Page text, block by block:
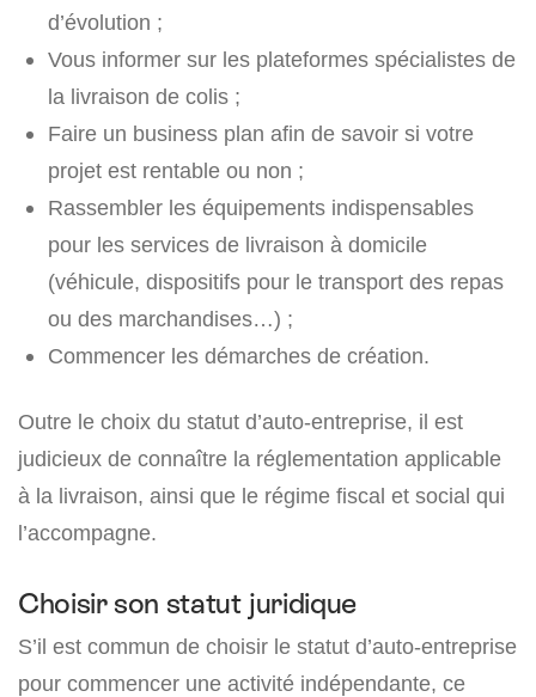
d’évolution ;
Vous informer sur les plateformes spécialistes de
la livraison de colis ;
Faire un business plan afin de savoir si votre
projet est rentable ou non ;
Rassembler les équipements indispensables
pour les services de livraison à domicile
(véhicule, dispositifs pour le transport des repas
ou des marchandises…) ;
Commencer les démarches de création.
Outre le choix du statut d’auto-entreprise, il est
judicieux de connaître la réglementation applicable
à la livraison, ainsi que le régime fiscal et social qui
l’accompagne.
Choisir son statut juridique
S’il est commun de choisir le statut d’auto-entreprise
pour commencer une activité indépendante, ce